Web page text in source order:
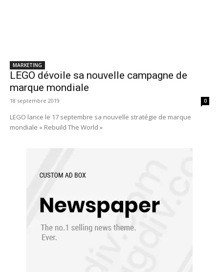
MARKETING
LEGO dévoile sa nouvelle campagne de
marque mondiale
18 septembre 2019 0
LEGO lance le 17 septembre sa nouvelle stratégie de marque
mondiale « Rebuild The World »